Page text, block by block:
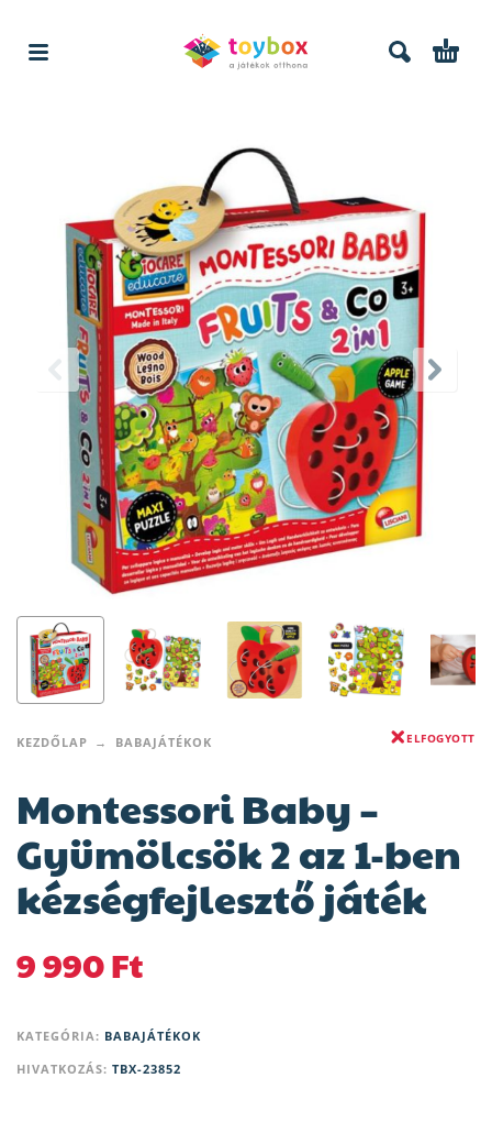
KEZDŐLAP BABAJÁTÉKOK ELFOGYOTT
Montessori Baby –
Gyümölcsök 2 az 1-ben
kézségfejlesztő játék
9 990Ft
KATEGÓRIA: BABAJÁTÉKOK
HIVATKOZÁS: TBX-23852